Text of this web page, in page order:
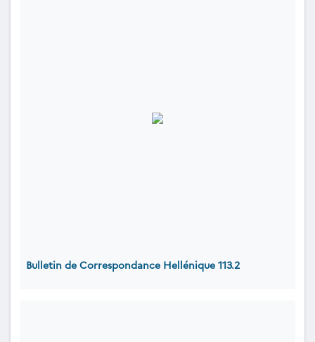
Bulletin de Correspondance Hellénique 113.2